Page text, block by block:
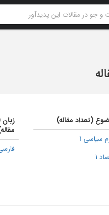
(تعداد مقاله)
سیاسی 1
1